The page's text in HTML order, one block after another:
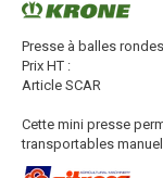
Presse à balles
Prix HT :
Article SCAR
Cette mini presse
transportables